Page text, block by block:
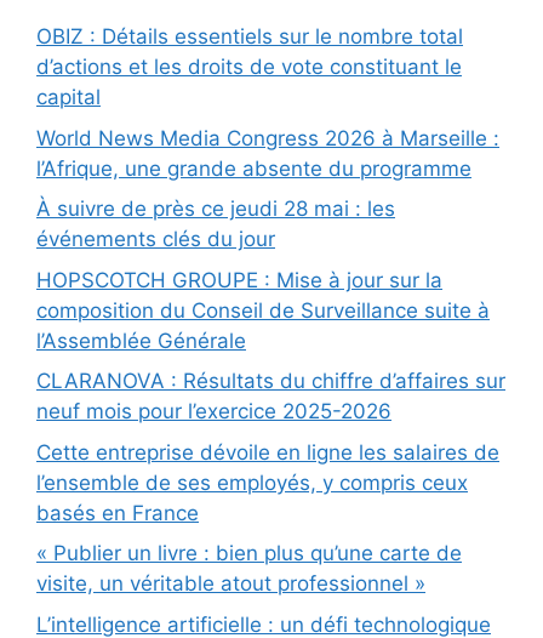
OBIZ : Détails essentiels sur le nombre total
d’actions et les droits de vote constituant le
capital
World News Media Congress 2026 à Marseille :
l’Afrique, une grande absente du programme
À suivre de près ce jeudi 28 mai : les
événements clés du jour
HOPSCOTCH GROUPE : Mise à jour sur la
composition du Conseil de Surveillance suite à
l’Assemblée Générale
CLARANOVA : Résultats du chiffre d’affaires sur
neuf mois pour l’exercice 2025-2026
Cette entreprise dévoile en ligne les salaires de
l’ensemble de ses employés, y compris ceux
basés en France
« Publier un livre : bien plus qu’une carte de
visite, un véritable atout professionnel »
L’intelligence artificielle : un défi technologique